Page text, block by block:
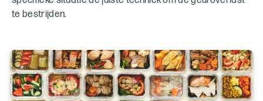
te bestrijden.